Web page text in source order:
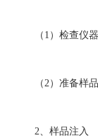
（1）检查仪器
（2）准备样品
2、样品注入